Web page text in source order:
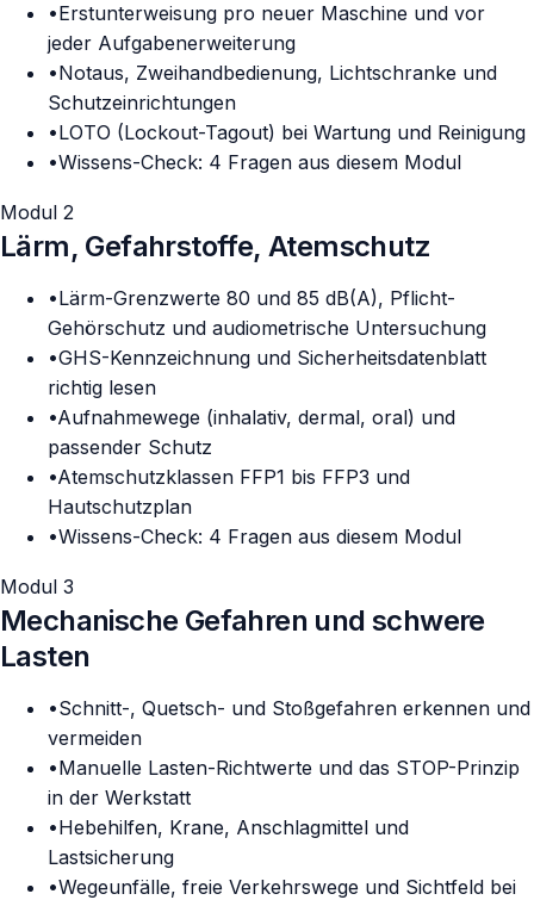
•Erstunterweisung pro neuer Maschine und vor
jeder Aufgabenerweiterung
•Notaus, Zweihandbedienung, Lichtschranke und
Schutzeinrichtungen
•LOTO (Lockout-Tagout) bei Wartung und Reinigung
•Wissens-Check: 4 Fragen aus diesem Modul
Modul 2
Lärm, Gefahrstoffe, Atemschutz
•Lärm-Grenzwerte 80 und 85 dB(A), Pflicht-
Gehörschutz und audiometrische Untersuchung
•GHS-Kennzeichnung und Sicherheitsdatenblatt
richtig lesen
•Aufnahmewege (inhalativ, dermal, oral) und
passender Schutz
•Atemschutzklassen FFP1 bis FFP3 und
Hautschutzplan
•Wissens-Check: 4 Fragen aus diesem Modul
Modul 3
Mechanische Gefahren und schwere
Lasten
•Schnitt-, Quetsch- und Stoßgefahren erkennen und
vermeiden
•Manuelle Lasten-Richtwerte und das STOP-Prinzip
in der Werkstatt
•Hebehilfen, Krane, Anschlagmittel und
Lastsicherung
•Wegeunfälle, freie Verkehrswege und Sichtfeld bei